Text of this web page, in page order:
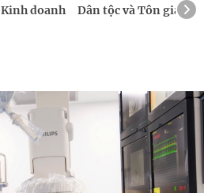
Kinh doanh Dân tộc và Tôn giáo